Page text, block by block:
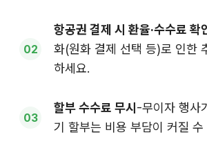
항공권 결제 시 환율·수수료 확
화(원화 결제 선택 등)로 인한
하세요.
할부 수수료 무시 -무이자 행사
기 할부는 비용 부담이 커질 수